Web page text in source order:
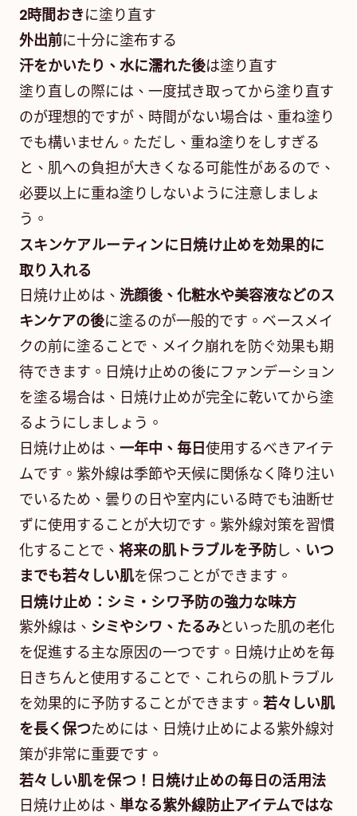
2時間おきに塗り直す
外出前に十分に塗布する
汗をかいたり、水に濡れた後は塗り直す
塗り直しの際には、一度拭き取ってから塗り直す
のが理想的ですが、時間がない場合は、重ね塗り
でも構いません。ただし、重ね塗りをしすぎる
と、肌への負担が大きくなる可能性があるので、
必要以上に重ね塗りしないように注意しましょ
う。
スキンケアルーティンに日焼け止めを効果的に
取り入れる
日焼け止めは、 洗顔後、化粧水や美容液などのス
キンケアの後に塗るのが一般的です。ベースメイ
クの前に塗ることで、メイク崩れを防ぐ効果も期
待できます。日焼け止めの後にファンデーション
を塗る場合は、日焼け止めが完全に乾いてから塗
るようにしましょう。
日焼け止めは、 一年中、毎日使用するべきアイテ
ムです。紫外線は季節や天候に関係なく降り注い
でいるため、曇りの日や室内にいる時でも油断せ
ずに使用することが大切です。紫外線対策を習慣
化することで、 将来の肌トラブルを予防し、 いつ
までも若々しい肌を保つことができます。
日焼け止め：シミ・シワ予防の強力な味方
紫外線は、 シミやシワ、たるみといった肌の老化
を促進する主な原因の一つです。日焼け止めを毎
日きちんと使用することで、これらの肌トラブル
を効果的に予防することができます。 若々しい肌
を長く保つためには、日焼け止めによる紫外線対
策が非常に重要です。
若々しい肌を保つ！日焼け止めの毎日の活用法
日焼け止めは、 単なる紫外線防止アイテムではな